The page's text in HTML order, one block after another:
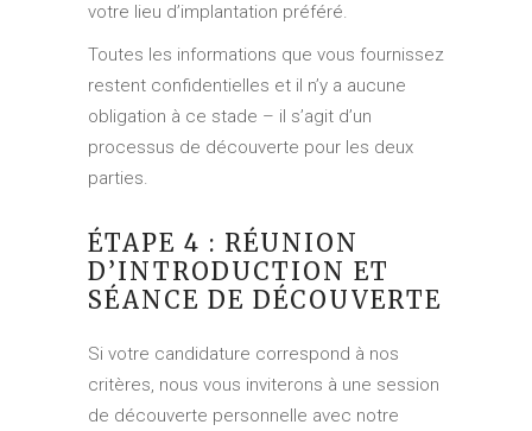
votre lieu d’implantation préféré.
Toutes les informations que vous fournissez
restent confidentielles et il n’y a aucune
obligation à ce stade – il s’agit d’un
processus de découverte pour les deux
parties.
ÉTAPE 4 : RÉUNION
D’INTRODUCTION ET
SÉANCE DE DÉCOUVERTE
Si votre candidature correspond à nos
critères, nous vous inviterons à une session
de découverte personnelle avec notre